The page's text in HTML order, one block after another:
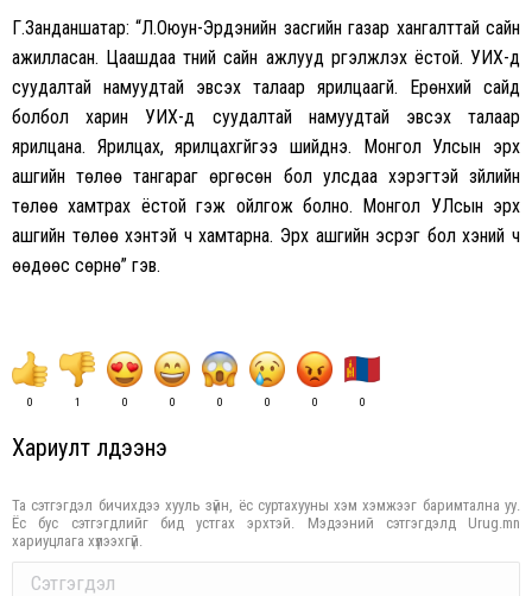
Г.Занданшатар: “Л.Оюун-Эрдэнийн засгийн газар хангалттай сайн
ажилласан. Цаашдаа түүний сайн ажлууд үргэлжлэх ёстой. УИХ-д
суудалтай намуудтай эвсэх талаар ярилцаагүй. Ерөнхий сайд
болбол харин УИХ-д суудалтай намуудтай эвсэх талаар
ярилцана. Ярилцах, ярилцахгүйгээ шийднэ. Монгол Улсын эрх
ашгийн төлөө тангараг өргөсөн бол улсдаа хэрэгтэй зүйлийн
төлөө хамтрах ёстой гэж ойлгожболно. Монгол УЛсын эрх
ашгийн төлөө хэнтэй ч хамтарна. Эрх ашгийн эсрэг бол хэний ч
өөдөөс сөрнө” гэв.
0 1 0 0 0 0 0 0
Хариулт үлдээнэ үү
Та сэтгэгдэл бичихдээ хууль зүйн, ёс суртахууны хэм хэмжээг баримтална уу.
Ёс бус сэтгэгдлийг бид устгах эрхтэй. Мэдээний сэтгэгдэлд Urug.mn
хариуцлага хүлээхгүй.
Comment